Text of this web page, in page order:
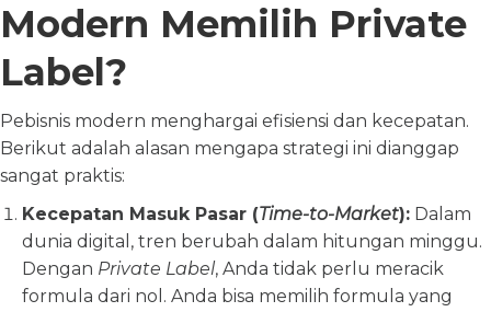
Modern Memilih Private
Label?
Pebisnis modern menghargai efisiensi dan kecepatan.
Berikut adalah alasan mengapa strategi ini dianggap
sangat praktis:
Kecepatan Masuk Pasar (Time-to-Market): Dalam
dunia digital, tren berubah dalam hitungan minggu.
Dengan Private Label, Anda tidak perlu meracik
formula dari nol. Anda bisa memilih formula yang